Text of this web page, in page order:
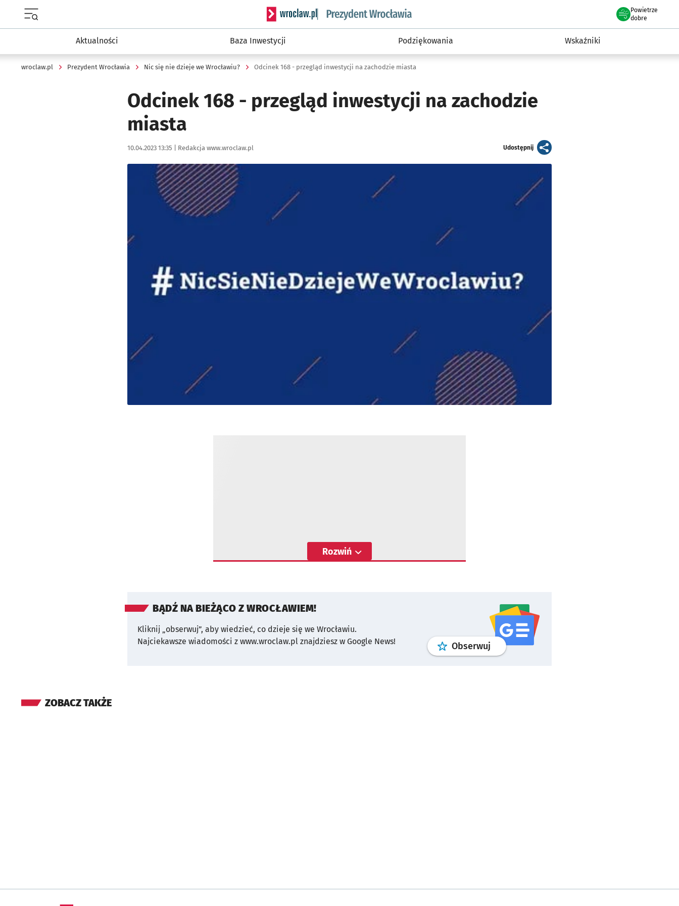
Serwis informacyjny wroclaw.pl podserwis: Prezydent Wrocławia
Powietrze
we Wrocławiu
dobre
Aktualności Baza Inwestycji Podziękowania Wskaźniki
wroclaw.pl Prezydent Wrocławia Nic się nie dzieje we Wrocławiu? Odcinek 168 - przegląd inwestycji na zachodzie miasta
Odcinek 168 - przegląd inwestycji na zachodzie
miasta
Data publikacji:
10.04.2023 13:35 | Autor:
Redakcja www.wroclaw.pl Udostępnijartykuł
Kliknij, aby powiększyć
Rozwiń
BĄDŹ NA BIEŻĄCO Z WROCŁAWIEM!
Kliknij „obserwuj”, aby wiedzieć, co dzieje się we Wrocławiu.
Najciekawsze wiadomości z www.wroclaw.pl znajdziesz w Google News!
Obserwuj profilgoogle news
ZOBACZ TAKŻE